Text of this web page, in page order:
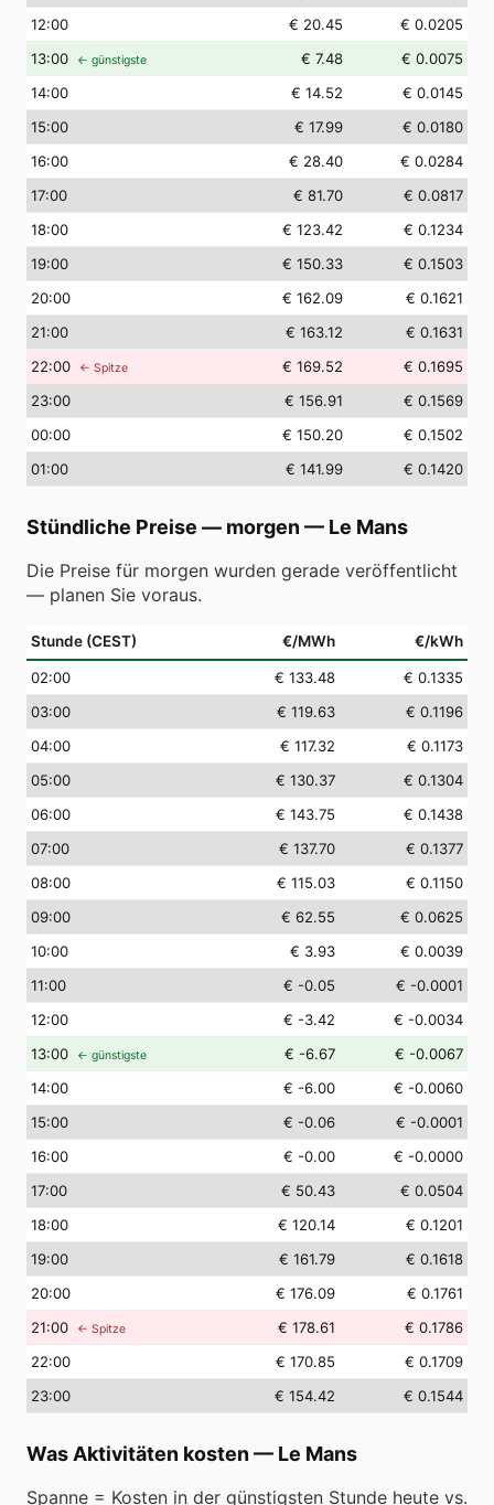
12:00 € 20.45
€ 0.0205
13:00 ← günstigste € 7.48
€ 0.0075
14:00 € 14.52
€ 0.0145
15:00 € 17.99
€ 0.0180
16:00 € 28.40
€ 0.0284
17:00 € 81.70
€ 0.0817
18:00 € 123.42
€ 0.1234
19:00 € 150.33
€ 0.1503
20:00 € 162.09
€ 0.1621
21:00 € 163.12
€ 0.1631
22:00 ← Spitze € 169.52
€ 0.1695
23:00 € 156.91
€ 0.1569
00:00 € 150.20
€ 0.1502
01:00 € 141.99 € 0.1420
Stündliche Preise — morgen — Le Mans
Die Preise für morgen wurden gerade veröffentlicht
— planen Sie voraus.
Stunde (CEST) €/MWh €/kWh
02:00 € 133.48
€ 0.1335
03:00 € 119.63
€ 0.1196
04:00 € 117.32
€ 0.1173
05:00 € 130.37
€ 0.1304
06:00 € 143.75
€ 0.1438
07:00 € 137.70
€ 0.1377
08:00 € 115.03
€ 0.1150
09:00 € 62.55
€ 0.0625
10:00 € 3.93
€ 0.0039
11:00 € -0.05
€ -0.0001
12:00 € -3.42
€ -0.0034
13:00 ← günstigste € -6.67
€ -0.0067
14:00 € -6.00
€ -0.0060
15:00 € -0.06
€ -0.0001
16:00 € -0.00
€ -0.0000
17:00 € 50.43
€ 0.0504
18:00 € 120.14
€ 0.1201
19:00 € 161.79
€ 0.1618
20:00 € 176.09
€ 0.1761
21:00 ← Spitze € 178.61
€ 0.1786
22:00 € 170.85
€ 0.1709
23:00 € 154.42 € 0.1544
Was Aktivitäten kosten — Le Mans
Spanne = Kosten in der günstigsten Stunde heute vs.